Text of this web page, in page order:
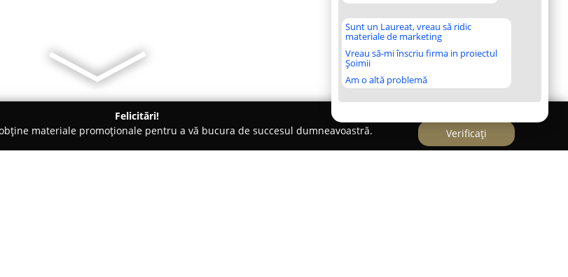
Sunt un Laureat, vreau să ridic
materiale de marketing
Vreau să-mi înscriu firma in proiectul
Șoimii
Am o altă problemă
Felicitări!
materiale promoționale pentru a vă bucura de succesul dumneavoastră.
Verificați